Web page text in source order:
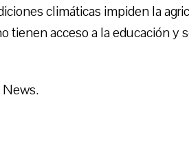
climáticas impiden la
acceso a la educación y
News.